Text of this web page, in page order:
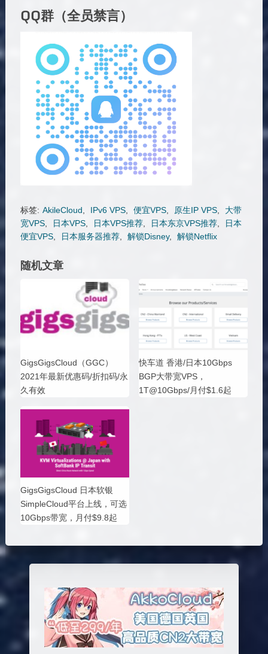
QQ群（全员禁言）
标签: AkileCloud IPv6 VPS, 便宜VPS, 原生IP VPS,
大带
宽VPS, 日本VPS, 日本VPS推荐, 日本东京VPS推荐,
日本
便宜VPS, 日本服务器推荐, 解锁Disney, 解锁Netflix
随机文章
GigsGigsCloud（GGC）
2021年最新优惠码/折扣码/永
久有效
快车道 香港/日本10Gbps
BGP大带宽VPS，
1T@10Gbps/月付$1.6起
GigsGigsCloud 日本软银
SimpleCloud平台上线，可选
10Gbps带宽，月付$9.8起